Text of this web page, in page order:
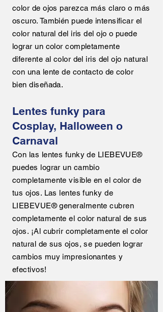
color de ojos parezca más claro o más
oscuro. También puede intensificar el
color natural del iris del ojo o puede
lograr un color completamente
diferente al color del iris del ojo natural
con una lente de contacto de color
bien diseñada.
Lentes funky para
Cosplay, Halloween o
Carnaval
Con las lentes funky de LIEBEVUE®
puedes lograr un cambio
completamente visible en el color de
tus ojos. Las lentes funky de
LIEBEVUE® generalmente cubren
completamente el color natural de sus
ojos. ¡Al cubrir completamente el color
natural de sus ojos, se pueden lograr
cambios muy impresionantes y
efectivos!